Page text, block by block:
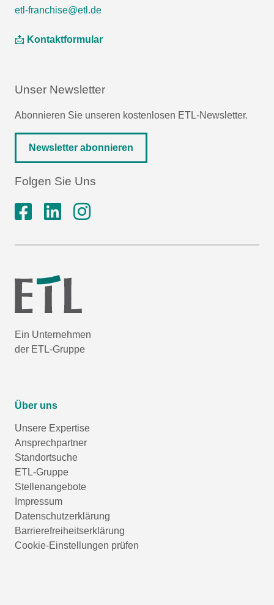
etl-franchise@etl.de
📩 Kontaktformular
Unser Newsletter
Abonnieren Sie unseren kostenlosen ETL-Newsletter.
Newsletter abonnieren
Folgen Sie Uns
Ein Unternehmen
der ETL-Gruppe
Über uns
Unsere Expertise
Ansprechpartner
Standortsuche
ETL-Gruppe
Stellenangebote
Impressum
Datenschutzerklärung
Barrierefreiheitserklärung
Cookie-Einstellungen prüfen